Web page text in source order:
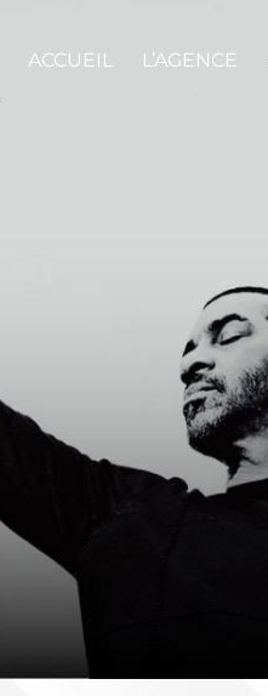
ACCUEIL L’AGENCE